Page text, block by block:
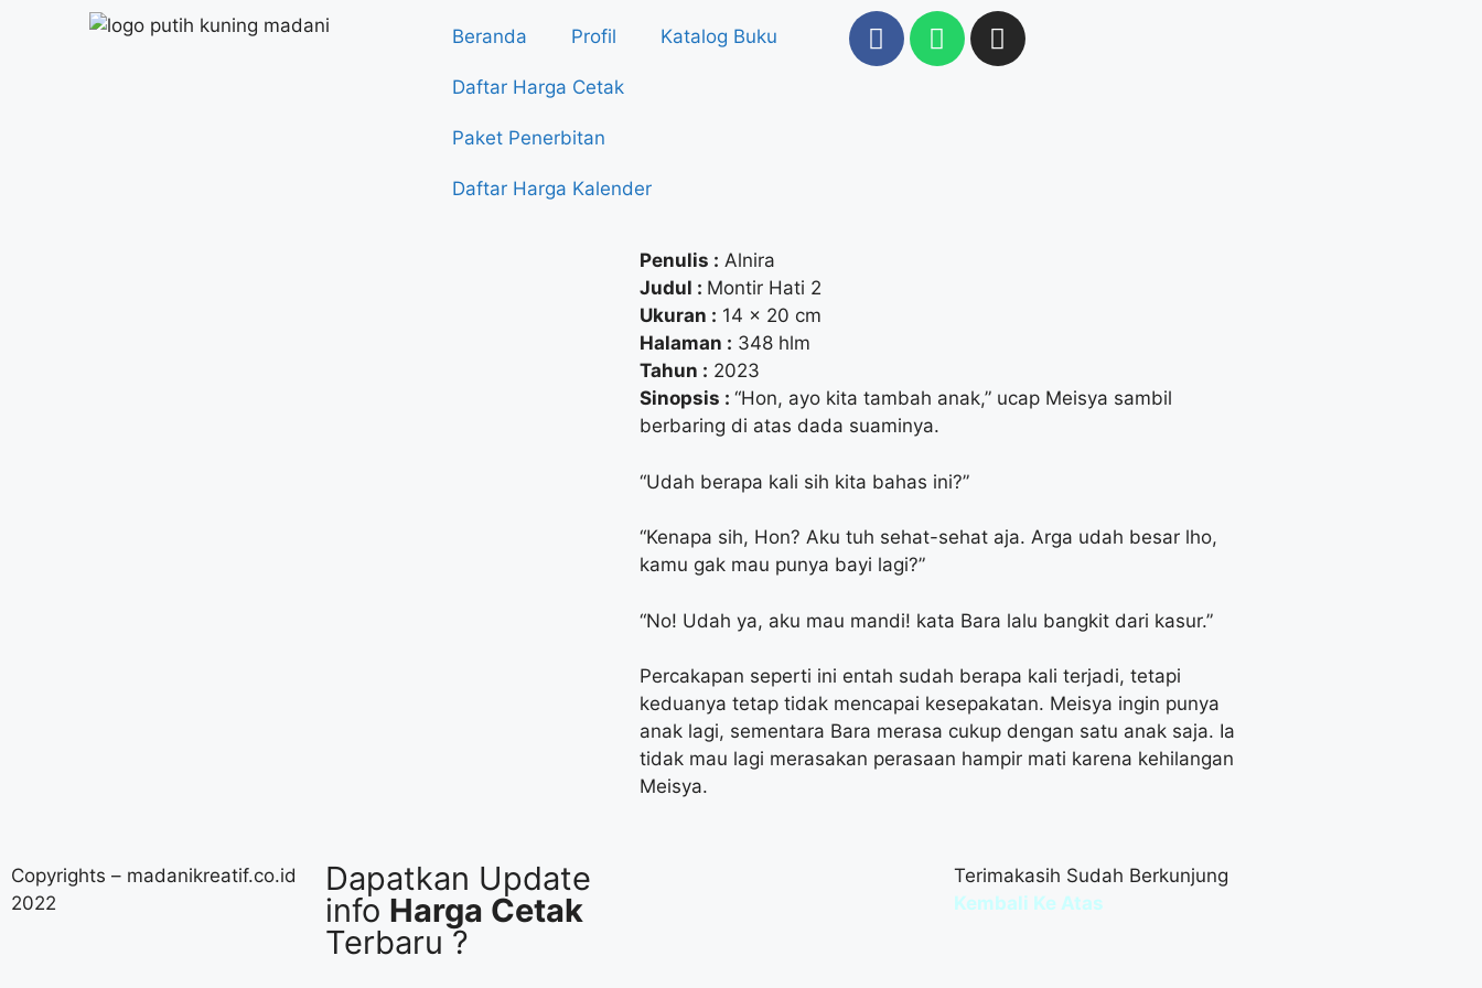
Beranda Profil Katalog Buku
Daftar Harga Cetak
Paket Penerbitan
Daftar Harga Kalender
Penulis : Alnira
Judul : Montir Hati 2
Ukuran : 14 x 20 cm
Halaman : 348 hlm
Tahun : 2023
Sinopsis : “Hon, ayo kita tambah anak,” ucap Meisya sambil
berbaring di atas dada suaminya.
“Udah berapa kali sih kita bahas ini?”
“Kenapa sih, Hon? Aku tuh sehat-sehat aja. Arga udah besar lho,
kamu gak mau punya bayi lagi?”
“No! Udah ya, aku mau mandi! kata Bara lalu bangkit dari kasur.”
Percakapan seperti ini entah sudah berapa kali terjadi, tetapi
keduanya tetap tidak mencapai kesepakatan. Meisya ingin punya
anak lagi, sementara Bara merasa cukup dengan satu anak saja. Ia
tidak mau lagi merasakan perasaan hampir mati karena kehilangan
Meisya.
Copyrights – madanikreatif.co.id
2022
Dapatkan Update
info Harga Cetak
Terbaru ?
Terimakasih Sudah Berkunjung
Kembali Ke Atas